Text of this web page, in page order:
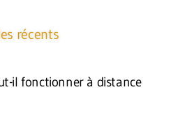
récents
il fonctionner à distance